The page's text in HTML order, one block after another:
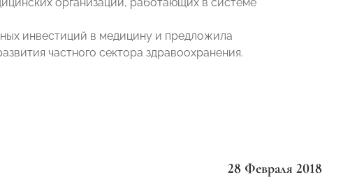
инвестиций в медицину и предложила
частного сектора здравоохранения.
28 Февраля 2018